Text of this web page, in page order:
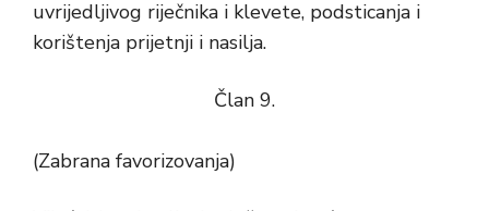
uvrijedljivog riječnika i klevete, podsticanja i
korištenja prijetnji i nasilja.
Član 9.
(Zabrana favorizovanja)